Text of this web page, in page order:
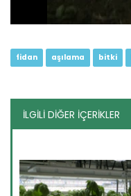
fidan aşılama bitki
İLGİLİ DİĞER İÇERİKLER
Asma Fidanı Üretimi